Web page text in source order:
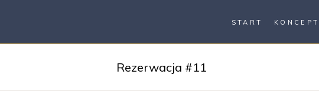
START KONCEPT
Rezerwacja #11